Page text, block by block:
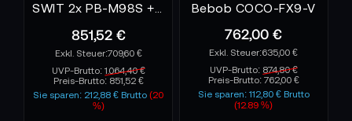
851,52 €
709,60 €
UVP-Brutto: 1.064,40 €
Preis-Brutto: 851,52 €
Sie sparen: 212,88 € Brutto(20
%)
Bebob COCO-FX9-V
762,00 €
635,00 €
UVP-Brutto: 874,80 €
Preis-Brutto: 762,00 €
Sie sparen: 112,80 € Brutto
(12.89 %)